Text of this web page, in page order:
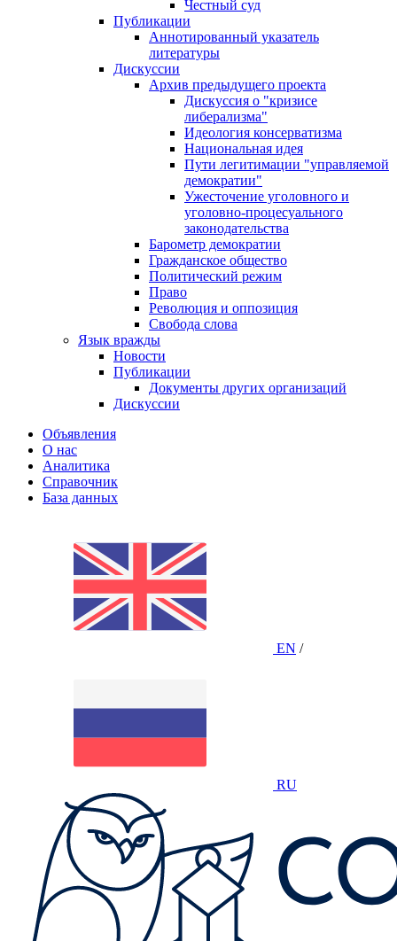
Честный суд
Публикации
Аннотированный указатель
литературы
Дискуссии
Архив предыдущего проекта
Дискуссия о "кризисе
либерализма"
Идеология консерватизма
Национальная идея
Пути легитимации "управляемой
демократии"
Ужесточение уголовного и
уголовно-процесуального
законодательства
Барометр демократии
Гражданское общество
Политический режим
Право
Революция и оппозиция
Свобода слова
Язык вражды
Новости
Публикации
Документы других организаций
Дискуссии
Объявления
О нас
Аналитика
Справочник
База данных
EN /
RU